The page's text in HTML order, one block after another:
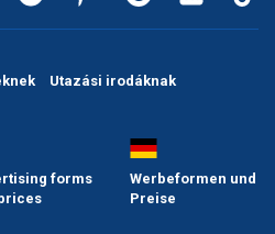
Utazási irodáknak
forms
Werbeformen und
Preise